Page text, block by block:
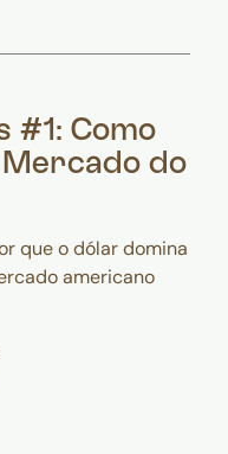
#1: Como
Mercado do
que o dólar domina
americano